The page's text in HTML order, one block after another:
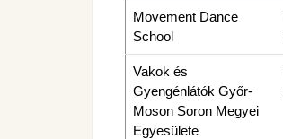
Movement Dance
School
Vakok és
Gyengénlátók Győr-
Moson Soron Megyei
Egyesülete